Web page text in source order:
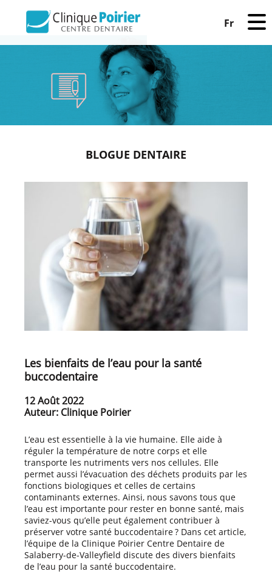
Fr
BLOGUE DENTAIRE
Les bienfaits de l’eau pour la santé
buccodentaire
12 Août 2022
Auteur: Clinique Poirier
L’eau est essentielle à la vie humaine. Elle aide à
réguler la température de notre corps et elle
transporte les nutriments vers nos cellules. Elle
permet aussi l’évacuation des déchets produits par les
fonctions biologiques et celles de certains
contaminants externes. Ainsi, nous savons tous que
l’eau est importante pour rester en bonne santé, mais
saviez-vous qu’elle peut également contribuer à
préserver votre santé buccodentaire ? Dans cet article,
l’équipe de la Clinique Poirier Centre Dentaire de
Salaberry-de-Valleyfield discute des divers bienfaits
de l’eau pour la santé buccodentaire.